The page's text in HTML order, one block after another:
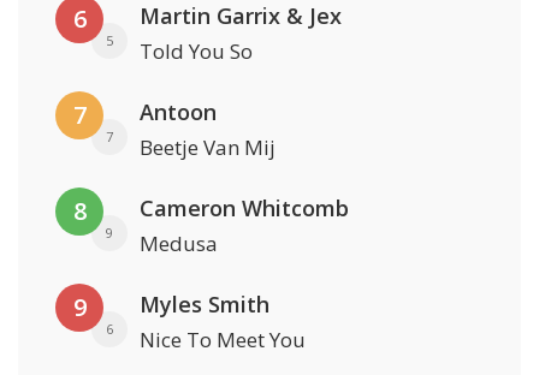
6
5
Martin Garrix & Jex
Told You So
7
7
Antoon
Beetje Van Mij
8
9
Cameron Whitcomb
Medusa
9
6
Myles Smith
Nice To Meet You